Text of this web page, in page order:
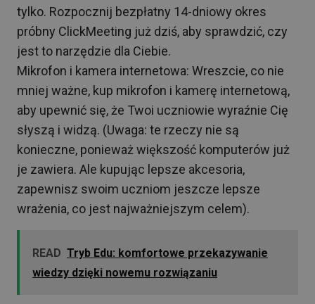
tylko. Rozpocznij bezpłatny 14-dniowy okres
próbny ClickMeeting już dziś, aby sprawdzić, czy
jest to narzędzie dla Ciebie.
Mikrofon i kamera internetowa: Wreszcie, co nie
mniej ważne, kup mikrofon i kamerę internetową,
aby upewnić się, że Twoi uczniowie wyraźnie Cię
słyszą i widzą. (Uwaga: te rzeczy nie są
konieczne, ponieważ większość komputerów już
je zawiera. Ale kupując lepsze akcesoria,
zapewnisz swoim uczniom jeszcze lepsze
wrażenia, co jest najważniejszym celem).
READ Tryb Edu: komfortowe przekazywanie
wiedzy dzięki nowemu rozwiązaniu